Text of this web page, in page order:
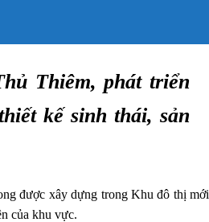
Thiêm, phát triển
kế sinh thái, sản
được xây dựng trong Khu đô thị mới
của khu vực.